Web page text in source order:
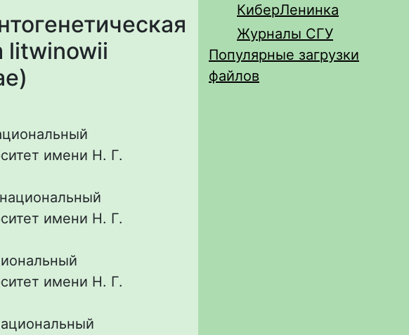
litwinowii
имени Н. Г.
имени Н. Г.
имени Н. Г.
КиберЛенинка
Журналы СГУ
Популярные загрузки
файлов